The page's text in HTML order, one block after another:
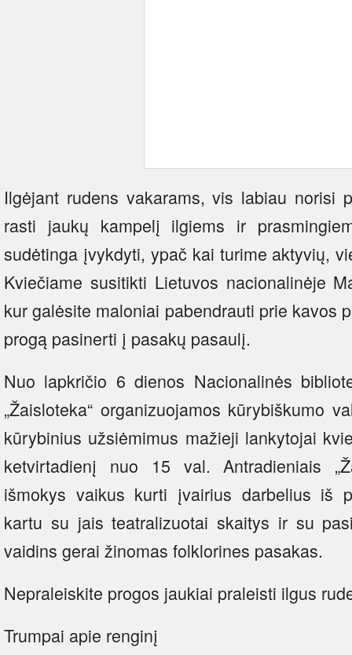
Ilgėjant rudens vakarams, vis labiau norisi
rasti jaukų kampelį ilgiems ir
sudėtinga įvykdyti, ypač kai turime aktyvių,
Kviečiame susitikti Lietuvos nacionalinėje
kur galėsite maloniai pabendrauti prie kavos
progą pasinerti į pasakų pasaulį.
Nuo lapkričio 6 dienos Nacionalinės
„Žaisloteka“ organizuojamos kūrybiškumo
kūrybinius užsiėmimus mažieji lankytojai
ketvirtadienį nuo 15 val. Antradieniais
išmokys vaikus kurti įvairius darbelius iš
kartu su jais teatralizuotai skaitys ir su
vaidins gerai žinomas folklorines pasakas.
Nepraleiskite progos jaukiai praleisti ilgus
Trumpai apie renginį